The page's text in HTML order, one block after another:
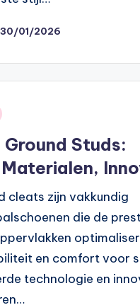
30/01/2026
Ground Studs:
cleats zijn vakkundig
die de
en comfort voor
technologie en